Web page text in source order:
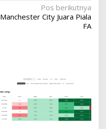
Pos berikutnya
Manchester City Juara Piala
FA